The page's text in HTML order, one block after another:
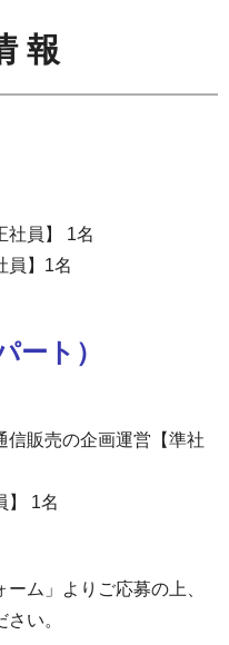
報
社員】 1名
員】1名
ート）
信販売の企画運営【準社
】 1名
ム」よりご応募の上、
い。